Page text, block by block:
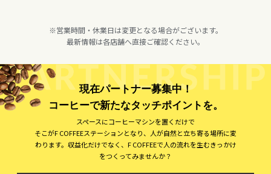
※営業時間・休業日は変更となる場合がございます。
最新情報は各店舗へ直接ご確認ください。
現在パートナー募集中！
コーヒーで新たなタッチポイントを。
スペースにコーヒーマシンを置くだけで
そこがF COFFEEステーションとなり、人が自然と立ち寄る場所に変
わります。 収益化だけでなく、F COFFEEで人の流れを生むきっかけ
をつくってみませんか？